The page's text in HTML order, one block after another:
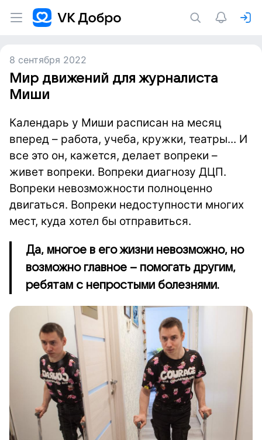
8 сентября 2022
Мир движений для журналиста
Миши
Календарь у Миши расписан на месяц
вперед – работа, учеба, кружки, театры... И
все это он, кажется, делает вопреки –
живет вопреки. Вопреки диагнозу ДЦП.
Вопреки невозможности полноценно
двигаться. Вопреки недоступности многих
мест, куда хотел бы отправиться.
Да, многое в его жизни невозможно, но
возможно главное – помогать другим,
ребятам с непростыми болезнями.